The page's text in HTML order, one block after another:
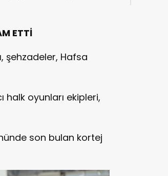
ETTİ
şehzadeler, Hafsa
oyunları ekipleri,
son bulan kortej